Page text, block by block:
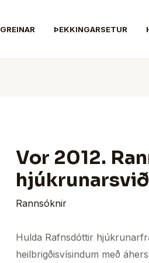
GREINAR ÞEKKINGARSETUR
Vor 2012.
Rannsóknir
Hulda Rafnsdóttir
heilbrigðisvísindum með